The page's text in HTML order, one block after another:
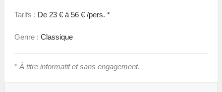
Tarifs : De 23 € à 56 € /pers. *
Genre : Classique
*À titre informatif et sans engagement.